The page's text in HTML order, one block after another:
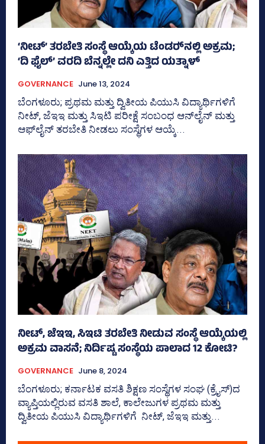
‘ನೀಟ್‌’ ತರಬೇತಿ ಸಂಸ್ಥೆ ಆಯ್ಕೆಯ ಟೆಂಡರ್‍‌ನಲ್ಲಿ ಅಕ್ರಮ;
‘ದಿ ಫೈಲ್‌’ ವರದಿ ಬೆನ್ನಲ್ಲೇ ದನಿ ಎತ್ತಿದ ಯತ್ನಾಳ್‌
GOVERNANCE June 13, 2024
ಬೆಂಗಳೂರು; ಪ್ರಥಮ ಮತ್ತು ದ್ವಿತೀಯ ಪಿಯುಸಿ ವಿದ್ಯಾರ್ಥಿಗಳಿಗೆ
ನೀಟ್‌, ಜೆಇಇ ಮತ್ತು ಸಿಇಟಿ ಪರೀಕ್ಷೆ ಸಂಬಂಧ ಆನ್‌ಲೈನ್‌ ಮತ್ತು
ಆಫ್‌ಲೈನ್‌ ತರಬೇತಿ ನೀಡಲು ಸಂಸ್ಥೆಗಳ ಆಯ್ಕೆ...
ನೀಟ್‌, ಜೆಇಇ, ಸಿಇಟಿ ತರಬೇತಿ ನೀಡುವ ಸಂಸ್ಥೆ ಆಯ್ಕೆಯಲ್ಲಿ
ಅಕ್ರಮ ವಾಸನೆ; ನಿರ್ದಿಷ್ಟ ಸಂಸ್ಥೆಯ ಪಾಲಾದ 12 ಕೋಟಿ?
GOVERNANCE June 8, 2024
ಬೆಂಗಳೂರು; ಕರ್ನಾಟಕ ವಸತಿ ಶಿಕ್ಷಣ ಸಂಸ್ಥೆಗಳ ಸಂಘ (ಕ್ರೈಸ್‌)ದ
ವ್ಯಾಪ್ತಿಯಲ್ಲಿರುವ ವಸತಿ ಶಾಲೆ, ಕಾಲೇಜುಗಳ ಪ್ರಥಮ ಮತ್ತು
ದ್ವಿತೀಯ ಪಿಯುಸಿ ವಿದ್ಯಾರ್ಥಿಗಳಿಗೆ ನೀಟ್‌, ಜೆಇಇ ಮತ್ತು...